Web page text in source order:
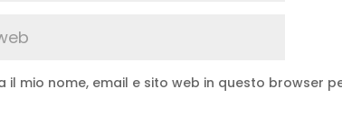
il mio nome, email e sito web in questo browser